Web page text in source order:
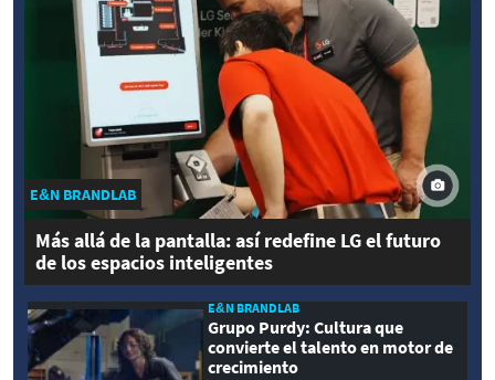
E&N BRANDLAB
Más allá de la pantalla: así redefine LG el futuro
de los espacios inteligentes
E&N BRANDLAB
Grupo Purdy: Cultura que
convierte el talento en motor de
crecimiento